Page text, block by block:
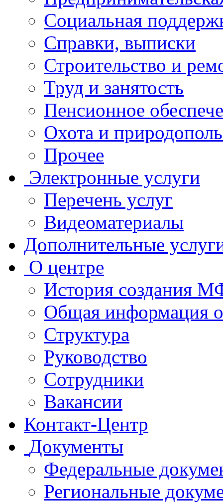
Социальная
Справки, выписки
Строительство и
Труд и занятость
Пенсионное
Охота и
Прочее
Электронные услуги
Перечень услуг
Видеоматериалы
Дополнительные
О центре
История создания
Общая
Структура
Руководство
Сотрудники
Вакансии
Контакт-Центр
Документы
Федеральные
Региональные